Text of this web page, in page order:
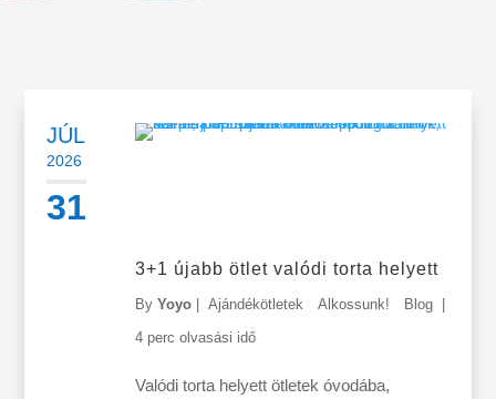
JÚL
2026
31
3+1 újabb ötlet valódi torta helyett
ByYoyo | Ajándékötletek Alkossunk! Blog |
4 perc olvasási idő
Valódi torta helyett ötletek óvodába,